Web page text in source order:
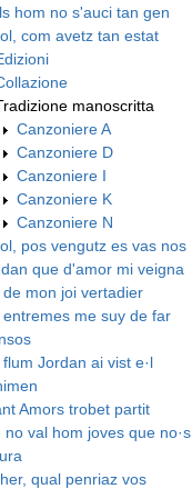
hom no s'auci tan gen
com avetz tan estat
manoscritta
Canzoniere A
Canzoniere D
Canzoniere I
Canzoniere K
Canzoniere N
pos vengutz es vas nos
que d'amor mi veigna
de mon joi vertadier
entremes me suy de far
flum Jordan ai vist e·l
Amors trobet partit
no val hom joves que no·s
qual penriaz vos